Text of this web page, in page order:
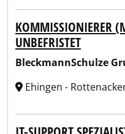
KOMMISSIONIERER
UNBEFRISTET
BleckmannSchulze
Ehingen -